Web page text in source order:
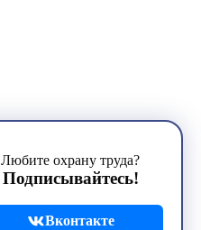
Любите охрану труда?
Подписывайтесь!
Вконтакте